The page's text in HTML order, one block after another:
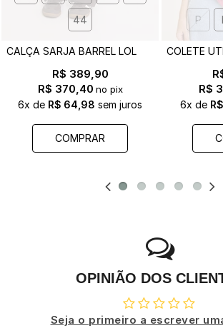
44
R$ 389,90
R$ 370,40 no pix
6x de R$ 64,98 sem juros
COMPRAR
P
R$
6x de
OPINIÃO DOS
Seja o primeiro a escrever